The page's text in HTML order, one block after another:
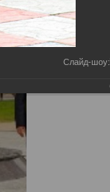
Слайд-шоу: